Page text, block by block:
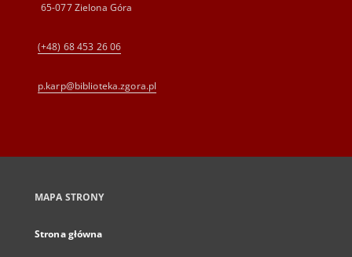
65-077 Zielona Góra
(+48) 68 453 26 06
p.karp@biblioteka.zgora.pl
MAPA STRONY
Strona główna